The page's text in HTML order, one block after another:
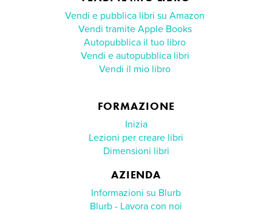
Vendi e pubblica libri su Amazon
Vendi tramite Apple Books
Autopubblica il tuo libro
Vendi e autopubblica libri
Vendi il mio libro
FORMAZIONE
Inizia
Lezioni per creare libri
Dimensioni libri
AZIENDA
Informazioni su Blurb
Blurb - Lavora con noi